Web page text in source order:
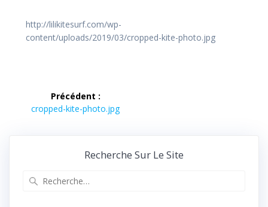
http://lilikitesurf.com/wp-
content/uploads/2019/03/cropped-kite-photo.jpg
Navigation
de
Précédent :
Article
cropped-kite-photo.jpg
Recherche Sur Le Site